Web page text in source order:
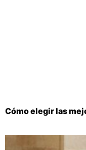
Cómo elegir las